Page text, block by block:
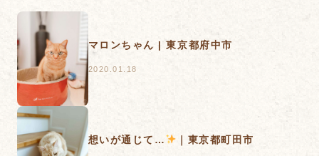
マロンちゃん | 東京都府中市
2020.01.18
想いが通じて… ｜東京都町田市